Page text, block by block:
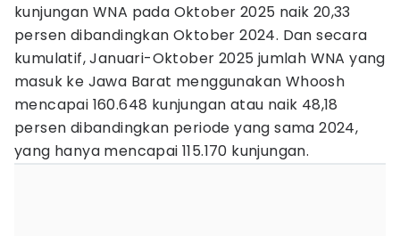
kunjungan WNA pada Oktober 2025 naik 20,33
persen dibandingkan Oktober 2024. Dan secara
kumulatif, Januari-Oktober 2025 jumlah WNA yang
masuk ke Jawa Barat menggunakan Whoosh
mencapai 160.648 kunjungan atau naik 48,18
persen dibandingkan periode yang sama 2024,
yang hanya mencapai 115.170 kunjungan.